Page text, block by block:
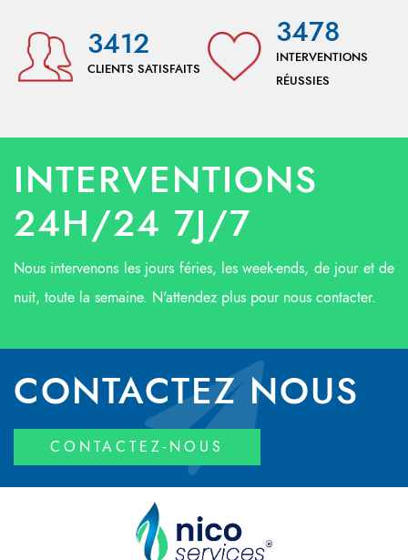
3412
CLIENTS SATISFAITS
3478
INTERVENTIONS
RÉUSSIES
INTERVENTIONS
24H/24 7J/7
Nous intervenons les jours féries, les week-ends, de jour et de
nuit, toute la semaine. N'attendez plus pour nous contacter.
CONTACTEZ NOUS
CONTACTEZ-NOUS